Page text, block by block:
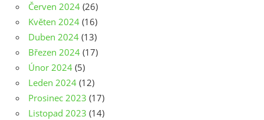
Červen 2024 (26)
Květen 2024 (16)
Duben 2024 (13)
Březen 2024 (17)
Únor 2024 (5)
Leden 2024 (12)
Prosinec 2023 (17)
Listopad 2023 (14)